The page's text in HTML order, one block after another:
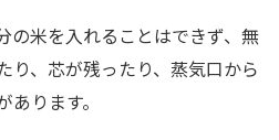
の米を入れることはできず、無
り、芯が残ったり、蒸気口から
ります。